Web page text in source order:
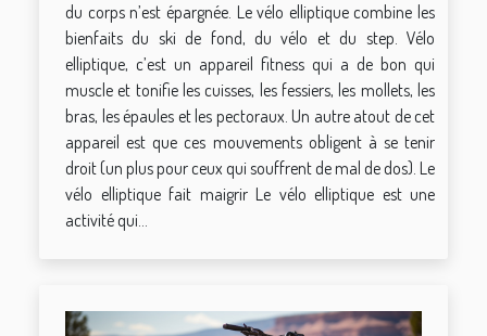
du corps n’est épargnée. Le vélo elliptique combine les
bienfaits du ski de fond, du vélo et du step. Vélo
elliptique, c’est un appareil fitness qui a de bon qui
muscle et tonifie les cuisses, les fessiers, les mollets, les
bras, les épaules et les pectoraux. Un autre atout de cet
appareil est que ces mouvements obligent à se tenir
droit (un plus pour ceux qui souffrent de mal de dos). Le
vélo elliptique fait maigrir Le vélo elliptique est une
activité qui...